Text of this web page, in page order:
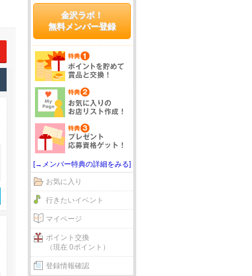
金沢ラボ！
無料メンバー登録
[→メンバー特典の詳細をみる]
お気に入り
行きたいイベント
マイページ
ポイント交換
（現在 0ポイント）
登録情報確認